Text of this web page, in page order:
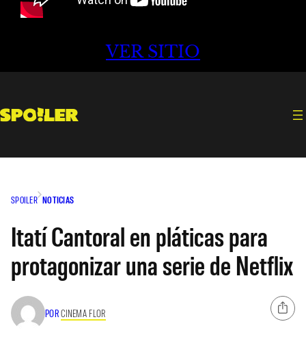
VER SITIO
SPOILER NOTICIAS
Itatí Cantoral en pláticas para
protagonizar una serie de Netflix
PORCINEMA FLOR